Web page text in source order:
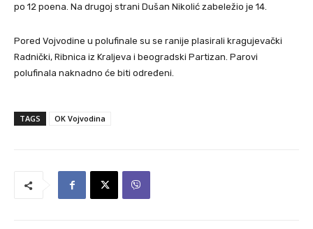
po 12 poena. Na drugoj strani Dušan Nikolić zabeležio je 14.
Pored Vojvodine u polufinale su se ranije plasirali kragujevački
Radnički, Ribnica iz Kraljeva i beogradski Partizan. Parovi
polufinala naknadno će biti određeni.
TAGS OK Vojvodina